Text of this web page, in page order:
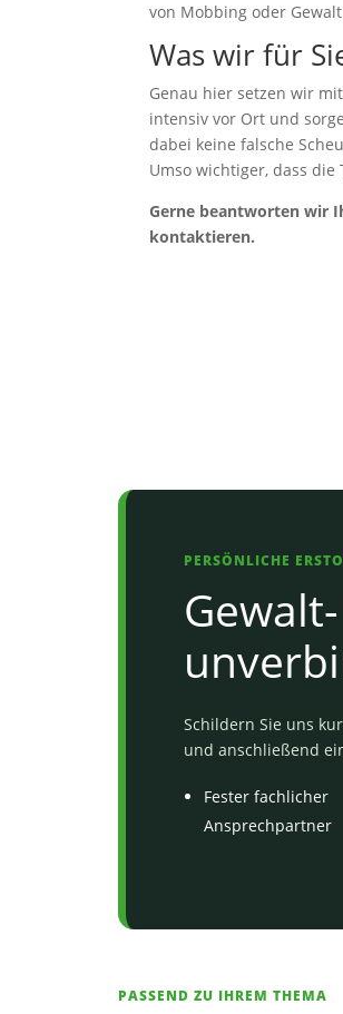
von Mobbing oder
Was wir für
Genau hier setzen wir
intensiv vor Ort und
dabei keine falsche
Umso wichtiger, dass
Gerne beantworten wir
kontaktieren.
PERSÖNLICHE
Schildern Sie uns
und anschließend
Fester fachlicher
Ansprechpartner
PASSEND ZU IHREM THEMA